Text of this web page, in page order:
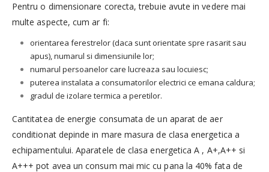
Pentru o dimensionare corecta, trebuie avute in vedere mai
multe aspecte, cum ar fi:
orientarea ferestrelor (daca sunt orientate spre rasarit sau
apus), numarul si dimensiunile lor;
numarul persoanelor care lucreaza sau locuiesc;
puterea instalata a consumatorilor electrici ce emana caldura;
gradul de izolare termica a peretilor.
Cantitatea de energie consumata de un aparat de aer
conditionat depinde in mare masura de clasa energetica a
echipamentului. Aparatele de clasa energetica A , A+,A++ si
A+++ pot avea un consum mai mic cu pana la 40% fata de